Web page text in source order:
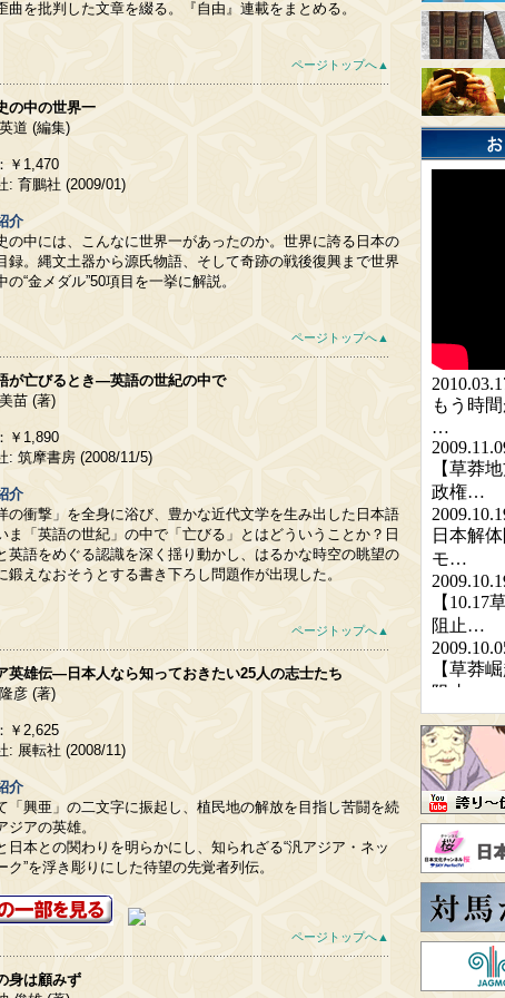
曲を批判した文章を綴る。『自由』連載をまとめる。
ページトップへ▲
の中の世界一
道 (編集)
￥1,470
: 育鵬社 (2009/01)
介
の中には、こんなに世界一があったのか。世界に誇る日本の
録。縄文土器から源氏物語、そして奇跡の戦後復興まで世界
の“金メダル”50項目を一挙に解説。
ページトップへ▲
が亡びるとき―英語の世紀の中で
苗 (著)
￥1,890
: 筑摩書房 (2008/11/5)
介
の衝撃」を全身に浴び、豊かな近代文学を生み出した日本語
ま「英語の世紀」の中で「亡びる」とはどういうことか？日
英語をめぐる認識を深く揺り動かし、はるかな時空の眺望の
鍛えなおそうとする書き下ろし問題作が出現した。
ページトップへ▲
英雄伝―日本人なら知っておきたい25人の志士たち
彦 (著)
￥2,625
: 展転社 (2008/11)
介
「興亜」の二文字に振起し、植民地の解放を目指し苦闘を続
ジアの英雄。
日本との関わりを明らかにし、知られざる“汎アジア・ネッ
ク”を浮き彫りにした待望の先覚者列伝。
ページトップへ▲
身は顧みず